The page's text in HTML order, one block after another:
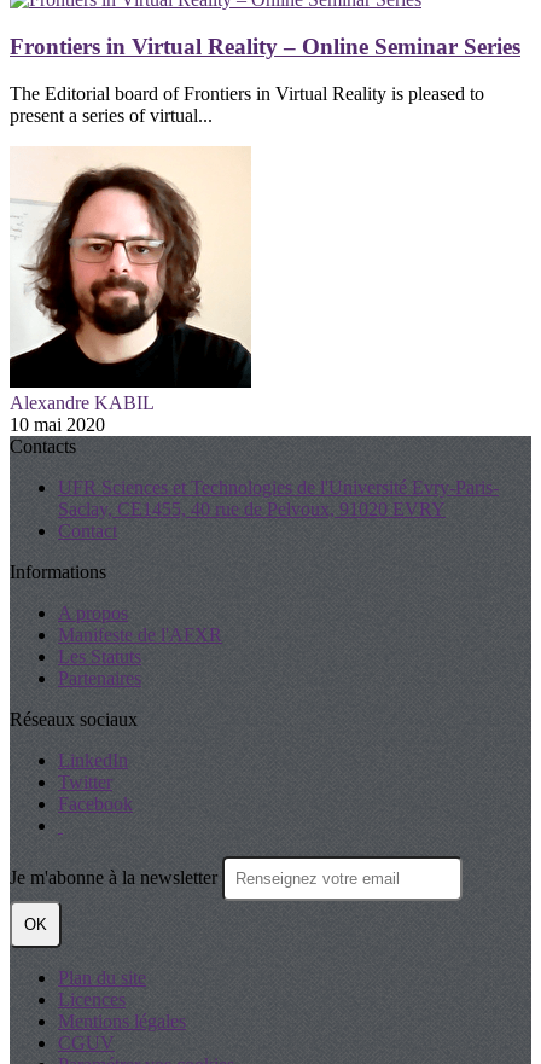
Frontiers in Virtual Reality – Online Seminar Series
The Editorial board of Frontiers in Virtual Reality is pleased to
present a series of virtual...
Alexandre KABIL
10 mai 2020
Contacts
UFR Sciences et Technologies de l'Université Evry-Paris-
Saclay, CE1455, 40 rue de Pelvoux, 91020 EVRY
Contact
Informations
A propos
Manifeste de l'AFXR
Les Statuts
Partenaires
Réseaux sociaux
LinkedIn
Twitter
Facebook
Je m'abonne à la newsletter
OK
Plan du site
Licences
Mentions légales
CGUV